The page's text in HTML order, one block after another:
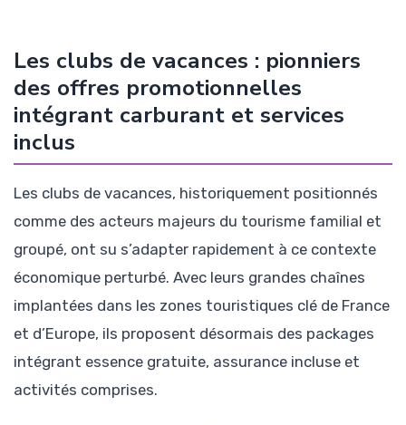
Les clubs de vacances : pionniers
des offres promotionnelles
intégrant carburant et services
inclus
Les clubs de vacances, historiquement positionnés
comme des acteurs majeurs du tourisme familial et
groupé, ont su s’adapter rapidement à ce contexte
économique perturbé. Avec leurs grandes chaînes
implantées dans les zones touristiques clé de France
et d’Europe, ils proposent désormais des packages
intégrant essence gratuite, assurance incluse et
activités comprises.